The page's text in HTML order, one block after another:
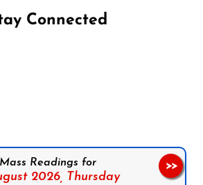
Connected
Mass Readings for
2026,
Thursday
>>